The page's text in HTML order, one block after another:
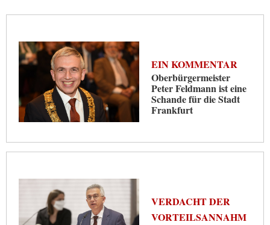
EIN KOMMENTAR
Oberbürgermeister
Peter Feldmann ist eine
Schande für die Stadt
Frankfurt
VERDACHT DER
VORTEILSANNAHM